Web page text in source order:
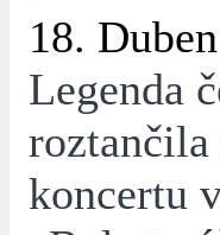
18.
Legenda
koncertu